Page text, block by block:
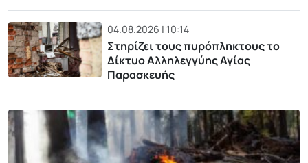
04.08.2026 | 10:14
Στηρίζει τους πυρόπληκτους το
Δίκτυο Αλληλεγγύης Αγίας
Παρασκευής